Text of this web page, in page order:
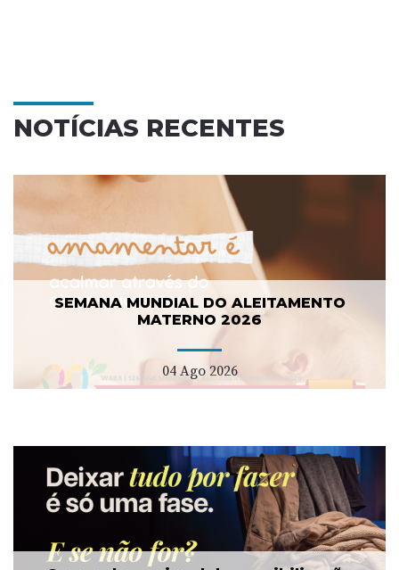
NOTÍCIAS RECENTES
SEMANA MUNDIAL DO ALEITAMENTO
MATERNO 2026
04 Ago 2026